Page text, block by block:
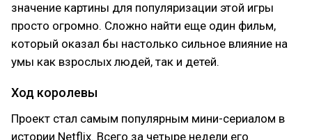
значение картины для популяризации этой игры
просто огромно. Сложно найти еще один фильм,
который оказал бы настолько сильное влияние на
умы как взрослых людей, так и детей.
Ход королевы
Проект стал самым популярным мини-сериалом в
истории Netflix. Всего за четыре недели его